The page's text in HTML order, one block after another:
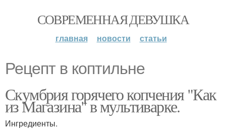
СОВРЕМЕННАЯ ДЕВУШКА
главная новости статьи
Рецепт в коптильне
Скумбрия горячего копчения "Как
из Магазина" в мультиварке.
Ингредиенты.